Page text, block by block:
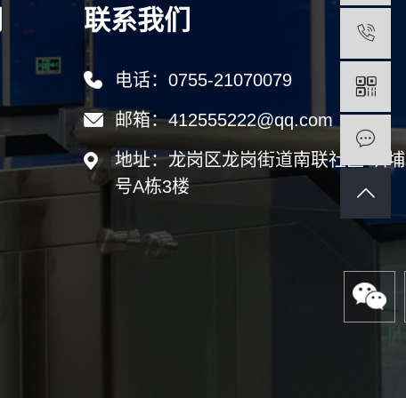
联系我们
电话：0755-21070079
邮箱：412555222@qq.com
地址：龙岗区龙岗街道南联社区 圳
号A栋3楼